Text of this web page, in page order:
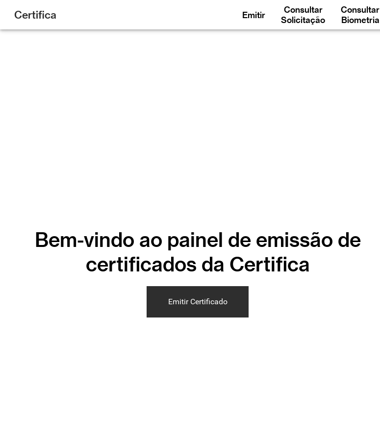
Certifica Emitir
Consultar
Solicitação
Consultar
Biometria
Bem-vindo ao painel de emissão de
certificados da Certifica
Emitir Certificado